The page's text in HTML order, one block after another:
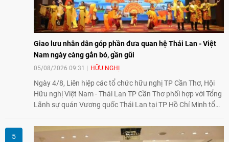
Giao lưu nhân dân góp phần đưa quan hệ Thái Lan - Việt
Nam ngày càng gắn bó, gần gũi
05/08/2026 09:31 HỮU NGHỊ
Ngày 4/8, Liên hiệp các tổ chức hữu nghị TP Cần Thơ, Hội
Hữu nghị Việt Nam - Thái Lan TP Cần Thơ phối hợp với Tổng
Lãnh sự quán Vương quốc Thái Lan tại TP Hồ Chí Minh tổ
Việt Nam - Thái Lan (1976-2026). Tại đây, nhấn mạnh vai trò
của giao lưu nhân dân, Tổng Lãnh sự Thái Lan cho biết các